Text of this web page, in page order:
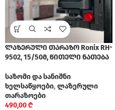
ლაზერული თარაზო Ronix RH-
9502, 15/50მ, წითელი ნათება
საზომი და სანიშნი
ხელსაწყოები, ლაზერული
თარაზოები
490,00₾